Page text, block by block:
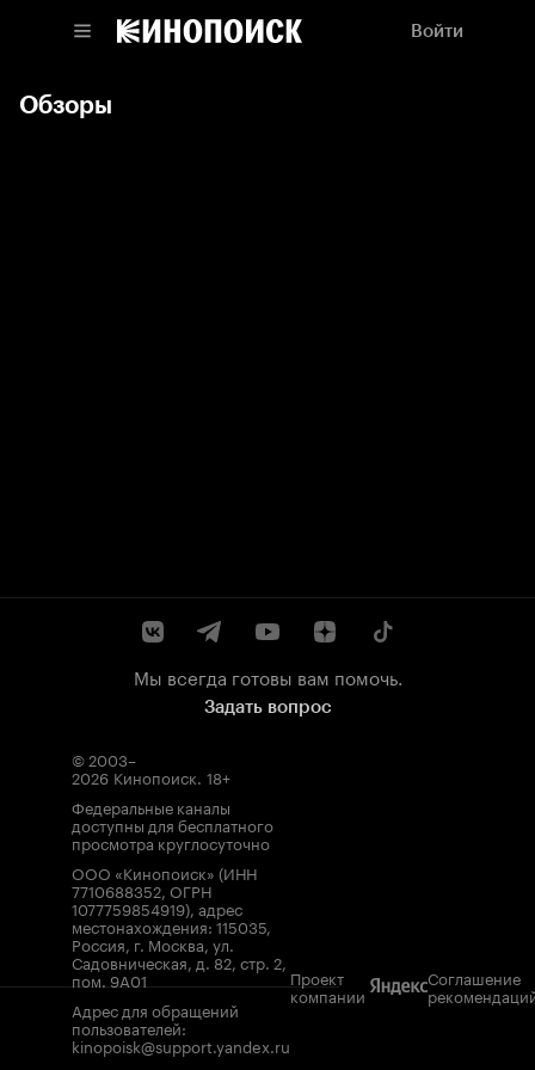
Войти
Обзоры
Мы всегда готовы вам помочь.
Задать вопрос
© 2003–
2026 Кинопоиск. 18+
Федеральные каналы
доступны для бесплатного
просмотра круглосуточно
ООО «Кинопоиск» (ИНН
7710688352, ОГРН
1077759854919), адрес
местонахождения: 115035,
Россия, г. Москва, ул.
Садовническая, д. 82, стр. 2,
пом. 9А01
Адрес для обращений
пользователей:
kinopoisk@support.yandex.ru
Проект
компании
Соглашение